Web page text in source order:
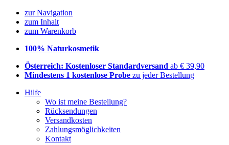
zur Navigation
zum Inhalt
zum Warenkorb
100% Naturkosmetik
Österreich: Kostenloser Standardversand ab € 39,90
Mindestens 1 kostenlose Probe zu jeder Bestellung
Hilfe
Wo ist meine Bestellung?
Rücksendungen
Versandkosten
Zahlungsmöglichkeiten
Kontakt